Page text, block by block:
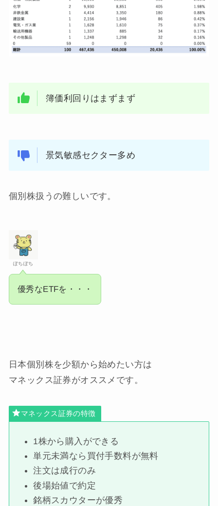
簿価利回りはまずまず
景気敏感セクター多め
個別株扱うの難しいです。
ぽちぽち
優秀なETFを・・・
日本個別株を少額から始めたい方は
マネックス証券がオススメです。
マネックス証券の特徴
1株から購入ができる
単元未満なら買付手数料が無料
注文は成行のみ
後場始値で約定
銘柄スカウターが優秀